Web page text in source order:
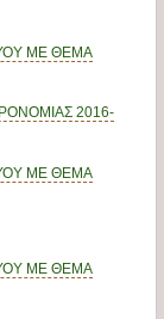
ΜΕ ΘΕΜΑ
2016-
ΜΕ ΘΕΜΑ
ΜΕ ΘΕΜΑ